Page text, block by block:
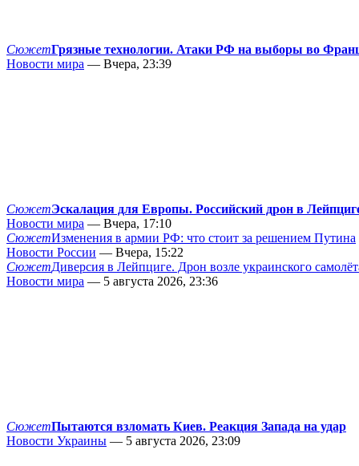
СюжетГрязные технологии. Атаки РФ на выборы во
Новости мира — Вчера, 23:39
СюжетЭскалация для Европы. Российский дрон в
Новости мира — Вчера, 17:10
СюжетИзменения в армии РФ: что стоит за решением Путина
Новости России — Вчера, 15:22
СюжетДиверсия в Лейпциге. Дрон возле украинского
Новости мира — 5 августа 2026, 23:36
СюжетПытаются взломать Киев. Реакция Запада на удар
Новости Украины — 5 августа 2026, 23:09